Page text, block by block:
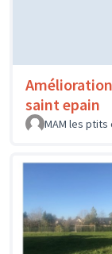
saint epain
MAM les ptits